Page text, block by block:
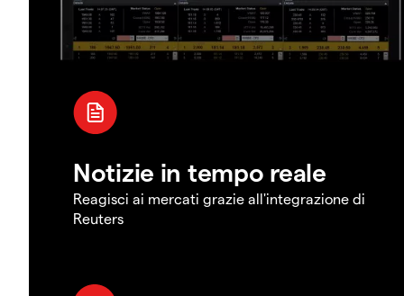
Notizie in tempo reale
Reagisci ai mercati grazie all'integrazione di
Reuters